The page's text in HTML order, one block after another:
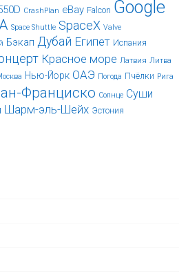
CrashPlan eBay Falcon Google
Space Shuttle SpaceX Valve
Бэкап Дубай Египет Испания
Красное море Латвия Литва
Нью-Йорк ОАЭ Погода Пчёлки Рига
Франциско Солнце Суши
Шарм-эль-Шейх Эстония